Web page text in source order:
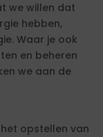
we willen dat
hebben,
Waar je ook
en beheren
we aan de
opstellen van